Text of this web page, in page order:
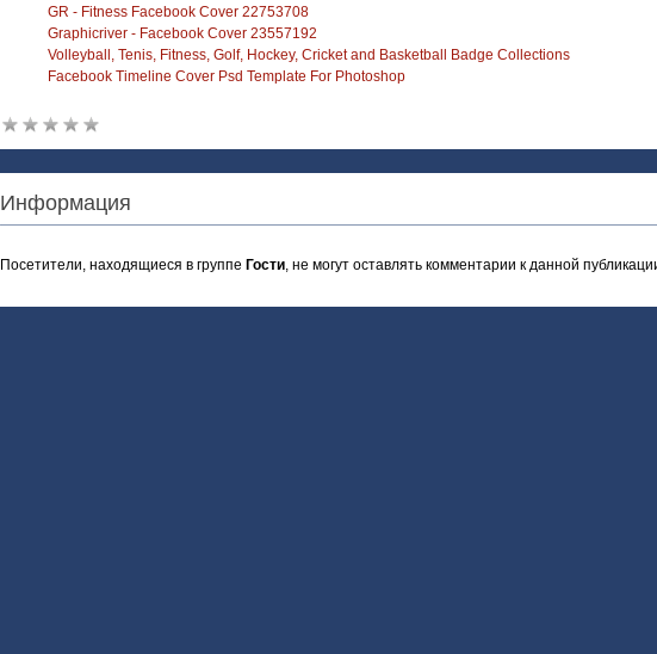
GR - Fitness Facebook Cover 22753708
Graphicriver - Facebook Cover 23557192
Volleyball, Tenis, Fitness, Golf, Hockey, Cricket and Basketball Badge Collections
Facebook Timeline Cover Psd Template For Photoshop
Информация
Посетители, находящиеся в группе Гости, не могут оставлять комментарии к данной